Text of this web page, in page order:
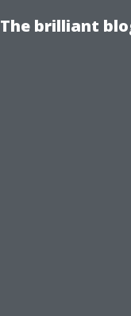
The brilliant